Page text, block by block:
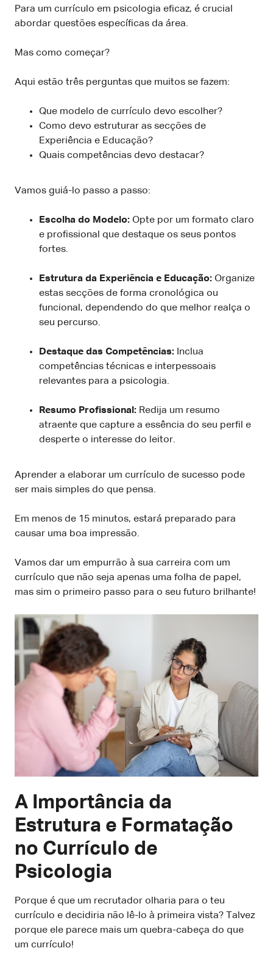
Para um currículo em psicologia eficaz, é crucial
abordar questões específicas da área.
Mas como começar?
Aqui estão três perguntas que muitos se fazem:
Que modelo de currículo devo escolher?
Como devo estruturar as secções de
Experiência e Educação?
Quais competências devo destacar?
Vamos guiá-lo passo a passo:
Escolha do Modelo: Opte por um formato claro
e profissional que destaque os seus pontos
fortes.
Estrutura da Experiência e Educação: Organize
estas secções de forma cronológica ou
funcional, dependendo do que melhor realça o
seu percurso.
Destaque das Competências: Inclua
competências técnicas e interpessoais
relevantes para a psicologia.
Resumo Profissional: Redija um resumo
atraente que capture a essência do seu perfil e
desperte o interesse do leitor.
Aprender a elaborar um currículo de sucesso pode
ser mais simples do que pensa.
Em menos de 15 minutos, estará preparado para
causar uma boa impressão.
Vamos dar um empurrão à sua carreira com um
currículo que não seja apenas uma folha de papel,
mas sim o primeiro passo para o seu futuro brilhante!
A Importância da
Estrutura e Formatação
no Currículo de
Psicologia
Porque é que um recrutador olharia para o teu
currículo e decidiria não lê-lo à primeira vista? Talvez
porque ele parece mais um quebra-cabeça do que
um currículo!